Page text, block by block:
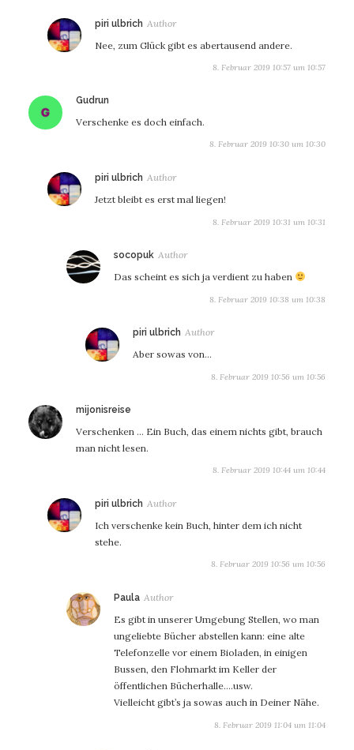
piri ulbrich sagt:
Nee, zum Glück gibt es abertausend andere.
8. Februar 2019 10:57 um 10:57
Gudrun
Verschenke es doch einfach.
8. Februar 2019 10:30 um 10:30
piri ulbrich sagt:
Jetzt bleibt es erst mal liegen!
8. Februar 2019 10:31 um 10:31
socopuk sagt:
Das scheint es sich ja verdient zu haben
8. Februar 2019 10:38 um 10:38
piri ulbrich sagt:
Aber sowas von…
8. Februar 2019 10:56 um 10:56
mijonisreise
Verschenken … Ein Buch, das einem nichts gibt, brauch
man nicht lesen.
8. Februar 2019 10:44 um 10:44
piri ulbrich sagt:
Ich verschenke kein Buch, hinter dem ich nicht
stehe.
8. Februar 2019 10:56 um 10:56
Paula sagt:
Es gibt in unserer Umgebung Stellen, wo man
ungeliebte Bücher abstellen kann: eine alte
Telefonzelle vor einem Bioladen, in einigen
Bussen, den Flohmarkt im Keller der
öffentlichen Bücherhalle….usw.
Vielleicht gibt’s ja sowas auch in Deiner Nähe.
8. Februar 2019 11:04 um 11:04